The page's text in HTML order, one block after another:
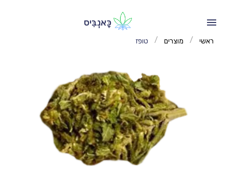
כָּאנְבִּיס
ראשי מוצרים טופז